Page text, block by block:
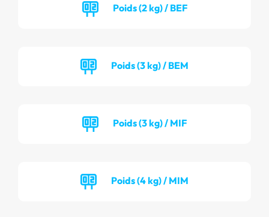
Poids (2 kg) / BEF
Poids (3 kg) / BEM
Poids (3 kg) / MIF
Poids (4 kg) / MIM